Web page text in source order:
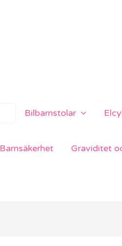
Bilbarnstolar
Barnsäkerhet Graviditet